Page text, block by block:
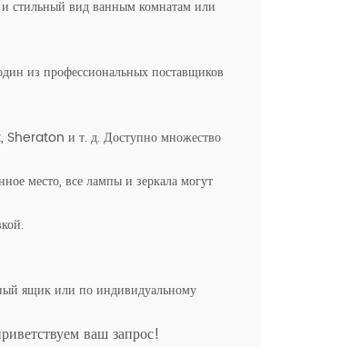
и стильный вид ванным комнатам или
из профессиональных поставщиков
Sheraton и т. д. Доступно множество
место, все лампы и зеркала могут
ящик или по индивидуальному
ваш запрос!